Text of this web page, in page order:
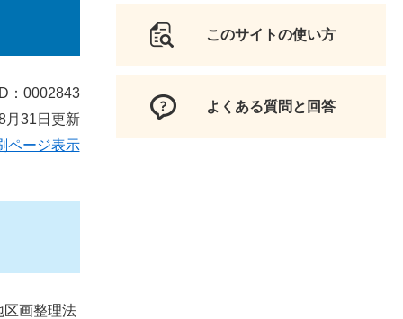
：0002843
月31日更新
ページ表示
区画整理法
このサイトの使い方
よくある質問と回答